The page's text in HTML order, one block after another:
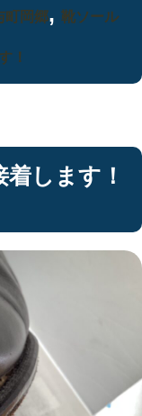
町岡郷, 靴ソール
！
します！